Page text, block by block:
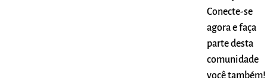
Conecte-se
agora e faça
parte desta
comunidade
você também!